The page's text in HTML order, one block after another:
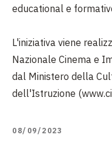
educational e
L'iniziativa viene
Nazionale Cinema e
dal Ministero della
dell'Istruzione
08/09/2023